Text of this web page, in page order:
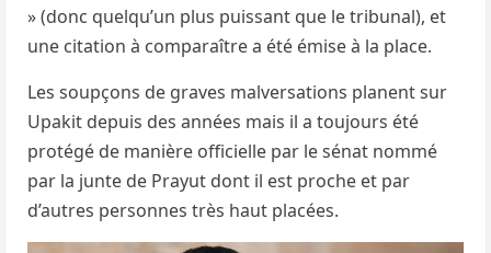
» (donc quelqu’un plus puissant que le tribunal), et
une citation à comparaître a été émise à la place.
Les soupçons de graves malversations planent sur
Upakit depuis des années mais il a toujours été
protégé de manière officielle par le sénat nommé
par la junte de Prayut dont il est proche et par
d’autres personnes très haut placées.